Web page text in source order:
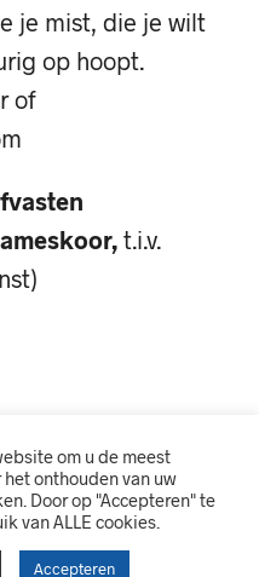
je mist, die je wilt
op hoopt.
of
t.i.v.
om u de meest
onthouden van uw
Door op "Accepteren" te
van ALLE cookies.
Accepteren